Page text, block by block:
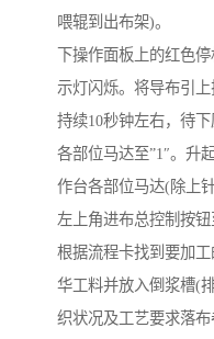
喂辊到出布架)。
下操作面板上的红色
示灯闪烁。将导布引
持续10秒钟左右，待
各部位马达至”1″。升
作台各部位马达(除上
左上角进布总控制按钮
根据流程卡找到要加
华工料并放入倒浆槽(
织状况及工艺要求落